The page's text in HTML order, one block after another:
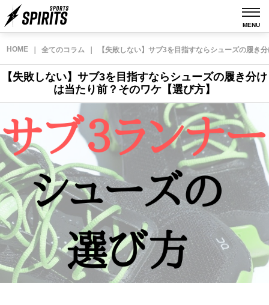
MENU
HOME 全てのコラム 【失敗しない】サブ3を目指すならシューズの履き
【失敗しない】サブ3を目指すならシューズの履き分け
は当たり前？そのワケ【選び方】